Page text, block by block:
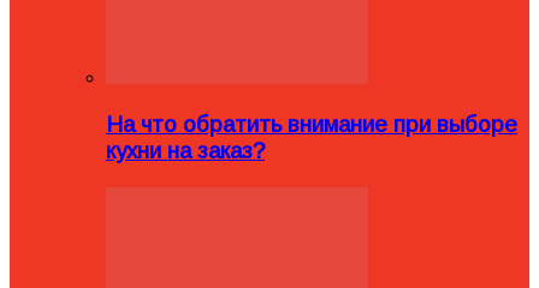
На что обратить внимание при выборе
кухни на заказ?